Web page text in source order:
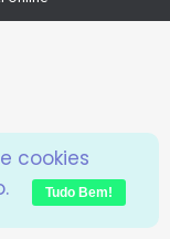
cookies
Tudo Bem!